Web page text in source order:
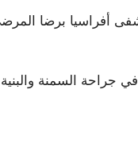
طبيبًا متخصصًا وذو خبرة. يلتزم مستشفى
السمنة والبنية